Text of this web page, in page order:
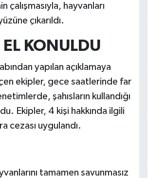
çalışmasıyla, hayvanları
çıkarıldı.
KONULDU
yapılan açıklamaya
ekipler, gece saatlerinde far
şahısların kullandığı
Ekipler, 4 kişi hakkında ilgili
cezası uygulandı.
tamamen savunmasız